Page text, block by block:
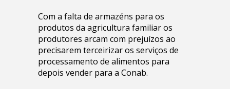
Com a falta de armazéns para os
produtos da agricultura familiar os
produtores arcam com prejuízos ao
precisarem terceirizar os serviços de
processamento de alimentos para
depois vender para a Conab.